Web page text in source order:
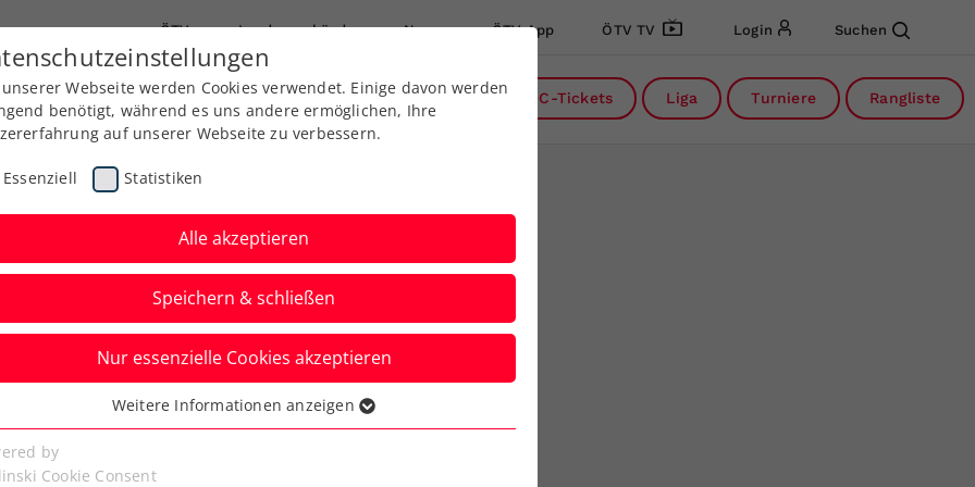
ÖTV Landesverbände News ÖTV App ÖTV TV Login Suchen
Ausbildung Services Über uns DC-Tickets Liga Turniere Rangliste
Herren mit
in die Qualifikation
Webseite werden Cookies verwendet. Einige davon werden
benötigt, während es uns andere ermöglichen, Ihre
auf unserer Webseite zu verbessern.
Essenziell Statistiken
Alle akzeptieren
Speichern & schließen
Nur essenzielle Cookies akzeptieren
Cookies werden für grundlegende Funktionen der
benötigt. Dadurch ist gewährleistet, dass die Webseite
Weitere Informationen anzeigen
by
Cookie Consent